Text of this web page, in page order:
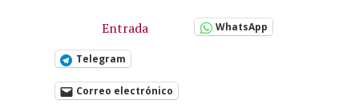
Entrada WhatsApp
Telegram
Correo electrónico